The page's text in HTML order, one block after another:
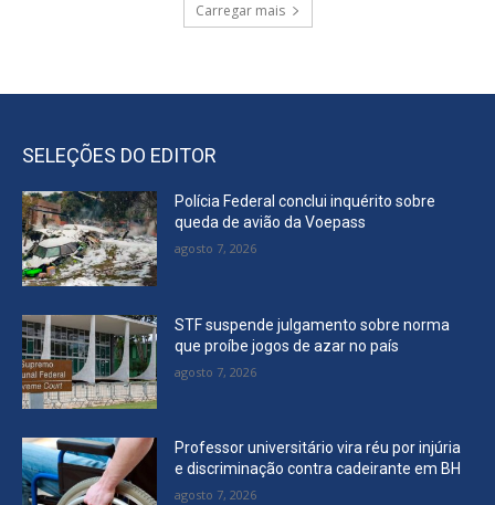
Carregar mais
SELEÇÕES DO EDITOR
Polícia Federal conclui inquérito sobre
queda de avião da Voepass
agosto 7, 2026
STF suspende julgamento sobre norma
que proíbe jogos de azar no país
agosto 7, 2026
Professor universitário vira réu por injúria
e discriminação contra cadeirante em BH
agosto 7, 2026